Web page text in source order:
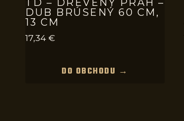
DUB BRÚSENÝ 60 CM,
13 CM
17,34 €
DO OBCHODU →